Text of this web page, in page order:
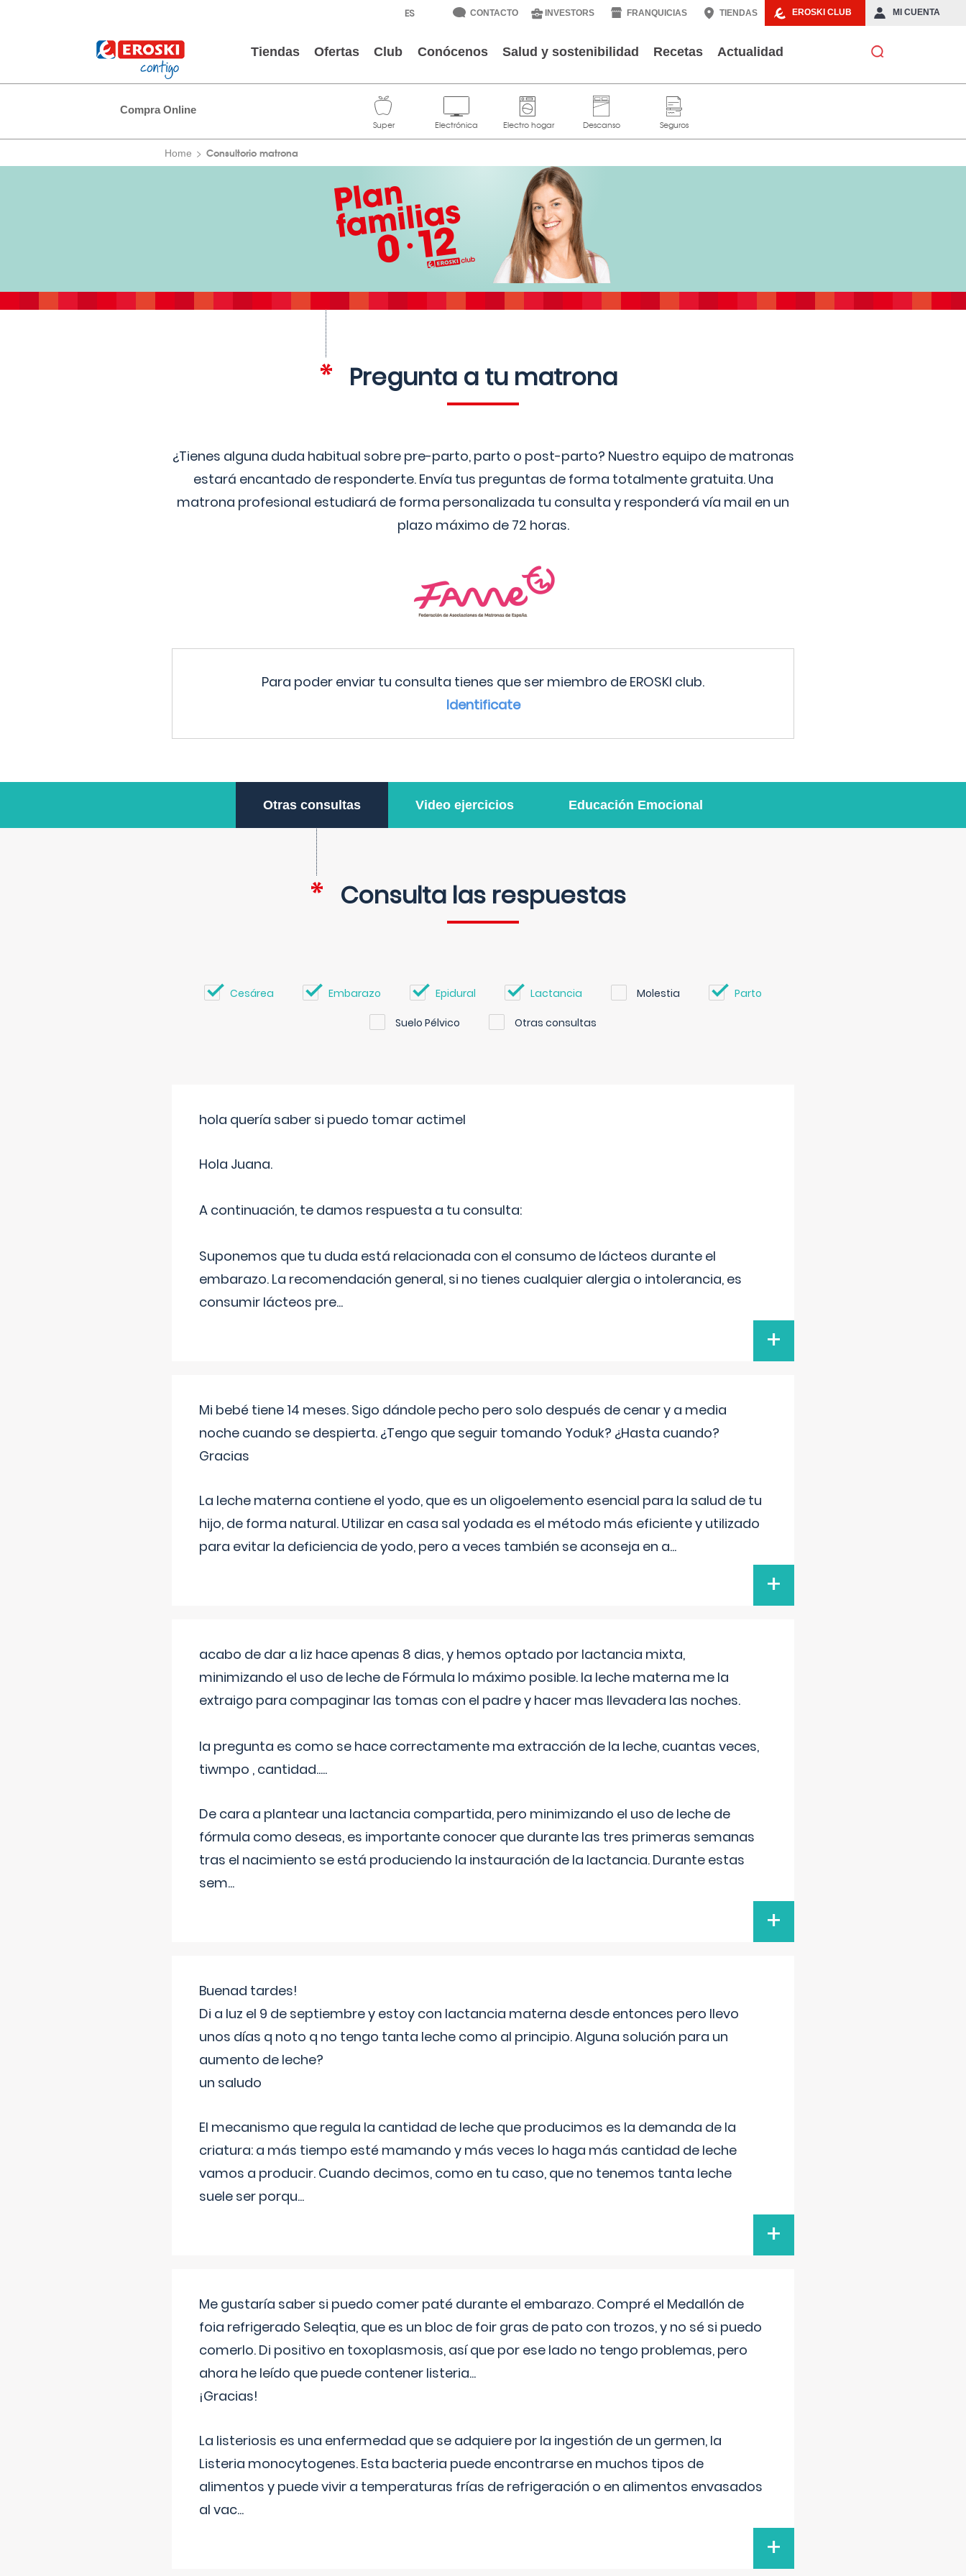
EROSKI CLUB MI CUENTA
CONTACTO INVESTORS FRANQUICIAS TIENDAS
Tiendas Ofertas Club Conócenos Salud y sostenibilidad Recetas Actualidad
Compra Online
Home Consultorio matrona
Pregunta a tu matrona
¿Tienes alguna duda habitual sobre pre-parto, parto o post-parto? Nuestro equipo de matronas
estará encantado de responderte. Envía tus preguntas de forma totalmente gratuita. Una
matrona profesional estudiará de forma personalizada tu consulta y responderá vía mail en un
plazo máximo de 72 horas.
Para poder enviar tu consulta tienes que ser miembro de EROSKI club.
Identificate
Otras consultas Video ejercicios Educación Emocional
Consulta las respuestas
Cesárea Embarazo Epidural Lactancia Molestia Parto
Suelo Pélvico Otras consultas
hola quería saber si puedo tomar actimel
Hola Juana.
A continuación, te damos respuesta a tu consulta:
Suponemos que tu duda está relacionada con el consumo de lácteos durante el
embarazo. La recomendación general, si no tienes cualquier alergia o intolerancia, es
consumir lácteos pre...
+
Mi bebé tiene 14 meses. Sigo dándole pecho pero solo después de cenar y a media
noche cuando se despierta. ¿Tengo que seguir tomando Yoduk? ¿Hasta cuando?
Gracias
La leche materna contiene el yodo, que es un oligoelemento esencial para la salud de tu
hijo, de forma natural. Utilizar en casa sal yodada es el método más eficiente y utilizado
para evitar la deficiencia de yodo, pero a veces también se aconseja en a...
+
acabo de dar a liz hace apenas 8 dias, y hemos optado por lactancia mixta,
minimizando el uso de leche de Fórmula lo máximo posible. la leche materna me la
extraigo para compaginar las tomas con el padre y hacer mas llevadera las noches.
la pregunta es como se hace correctamente ma extracción de la leche, cuantas veces,
tiwmpo , cantidad.....
De cara a plantear una lactancia compartida, pero minimizando el uso de leche de
fórmula como deseas, es importante conocer que durante las tres primeras semanas
tras el nacimiento se está produciendo la instauración de la lactancia. Durante estas
sem...
+
Buenad tardes!
Di a luz el 9 de septiembre y estoy con lactancia materna desde entonces pero llevo
unos días q noto q no tengo tanta leche como al principio. Alguna solución para un
aumento de leche?
un saludo
El mecanismo que regula la cantidad de leche que producimos es la demanda de la
criatura: a más tiempo esté mamando y más veces lo haga más cantidad de leche
vamos a producir. Cuando decimos, como en tu caso, que no tenemos tanta leche
suele ser porqu...
+
Me gustaría saber si puedo comer paté durante el embarazo. Compré el Medallón de
foia refrigerado Seleqtia, que es un bloc de foir gras de pato con trozos, y no sé si puedo
comerlo. Di positivo en toxoplasmosis, así que por ese lado no tengo problemas, pero
ahora he leído que puede contener listeria...
¡Gracias!
La listeriosis es una enfermedad que se adquiere por la ingestión de un germen, la
Listeria monocytogenes. Esta bacteria puede encontrarse en muchos tipos de
alimentos y puede vivir a temperaturas frías de refrigeración o en alimentos envasados
al vac...
+